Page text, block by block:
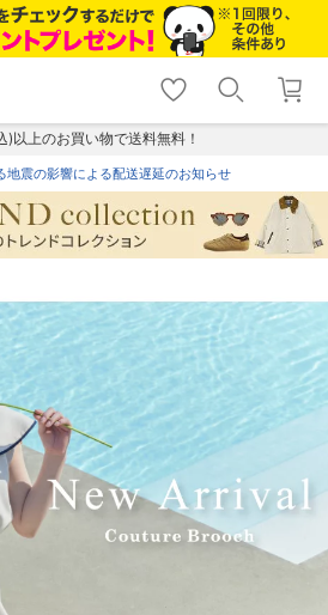
shopping_cart lock_outline
ログイン
)以上のお買い物で送料無料！
地震の影響による配送遅延のお知らせ